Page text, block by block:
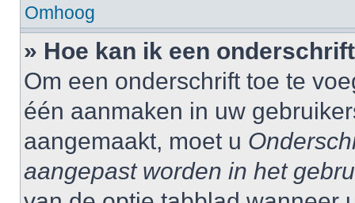
Omhoog
» Hoe kan ik een
Om een onderschrift toe te
één aanmaken in uw
aangemaakt, moet u
aangepast worden in het